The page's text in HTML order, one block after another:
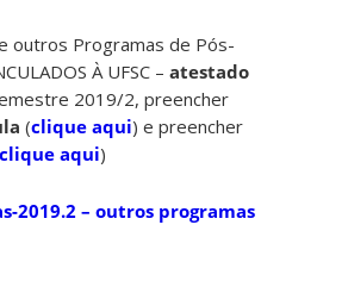
outros Programas de Pós-
À UFSC –atestado
2019/2, preencher
(clique aqui) e preencher
clique aqui)
2019.2 – outros programas